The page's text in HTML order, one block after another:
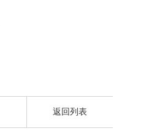
返回列表